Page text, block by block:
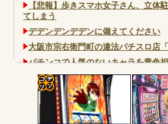
【悲報】歩きスマホ女子さん、立体
てしまう
デデンデンデデンに備えてください
大阪市宗右衛門町の違法パチスロ店
パチンコで人気のないキャラを青色
ワイ、パチンコ屋店員の目の前で会
「今までありがとう」と...
無職のパチンコカス(22)なんやが、
ヤバいか教えて？...